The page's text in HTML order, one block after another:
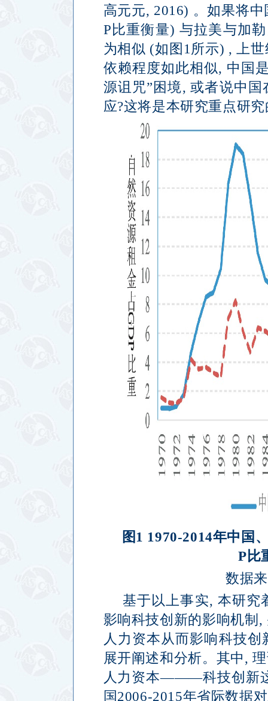
高元元, 2016) 。如果将
P比重衡量) 与拉美与加
为相似 (如图 1所示) ,上世
依赖程度如此相似, 中国
源诅咒”困境,或者说中国
应?这将是本研究重点研
图1 1970-2014年中国
P比
数据
基于以上事实, 本研究
影响科技创新的影响机制 ,
人力资本从而影响科技
展开阐述和分析。其中,
人力资本———科技创新
国2006-2015年省际数据